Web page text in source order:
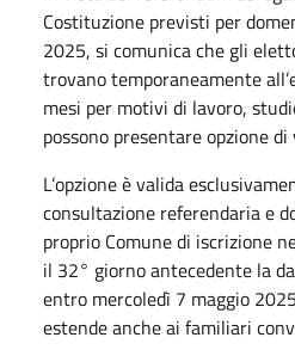
Costituzione previsti per
2025, si comunica che gli
trovano temporaneamente
mesi per motivi di lavoro,
possono presentare opzione
L’opzione è valida
consultazione referendaria e
proprio Comune di iscrizione
il 32° giorno antecedente la
entro mercoledì 7 maggio
estende anche ai familiari